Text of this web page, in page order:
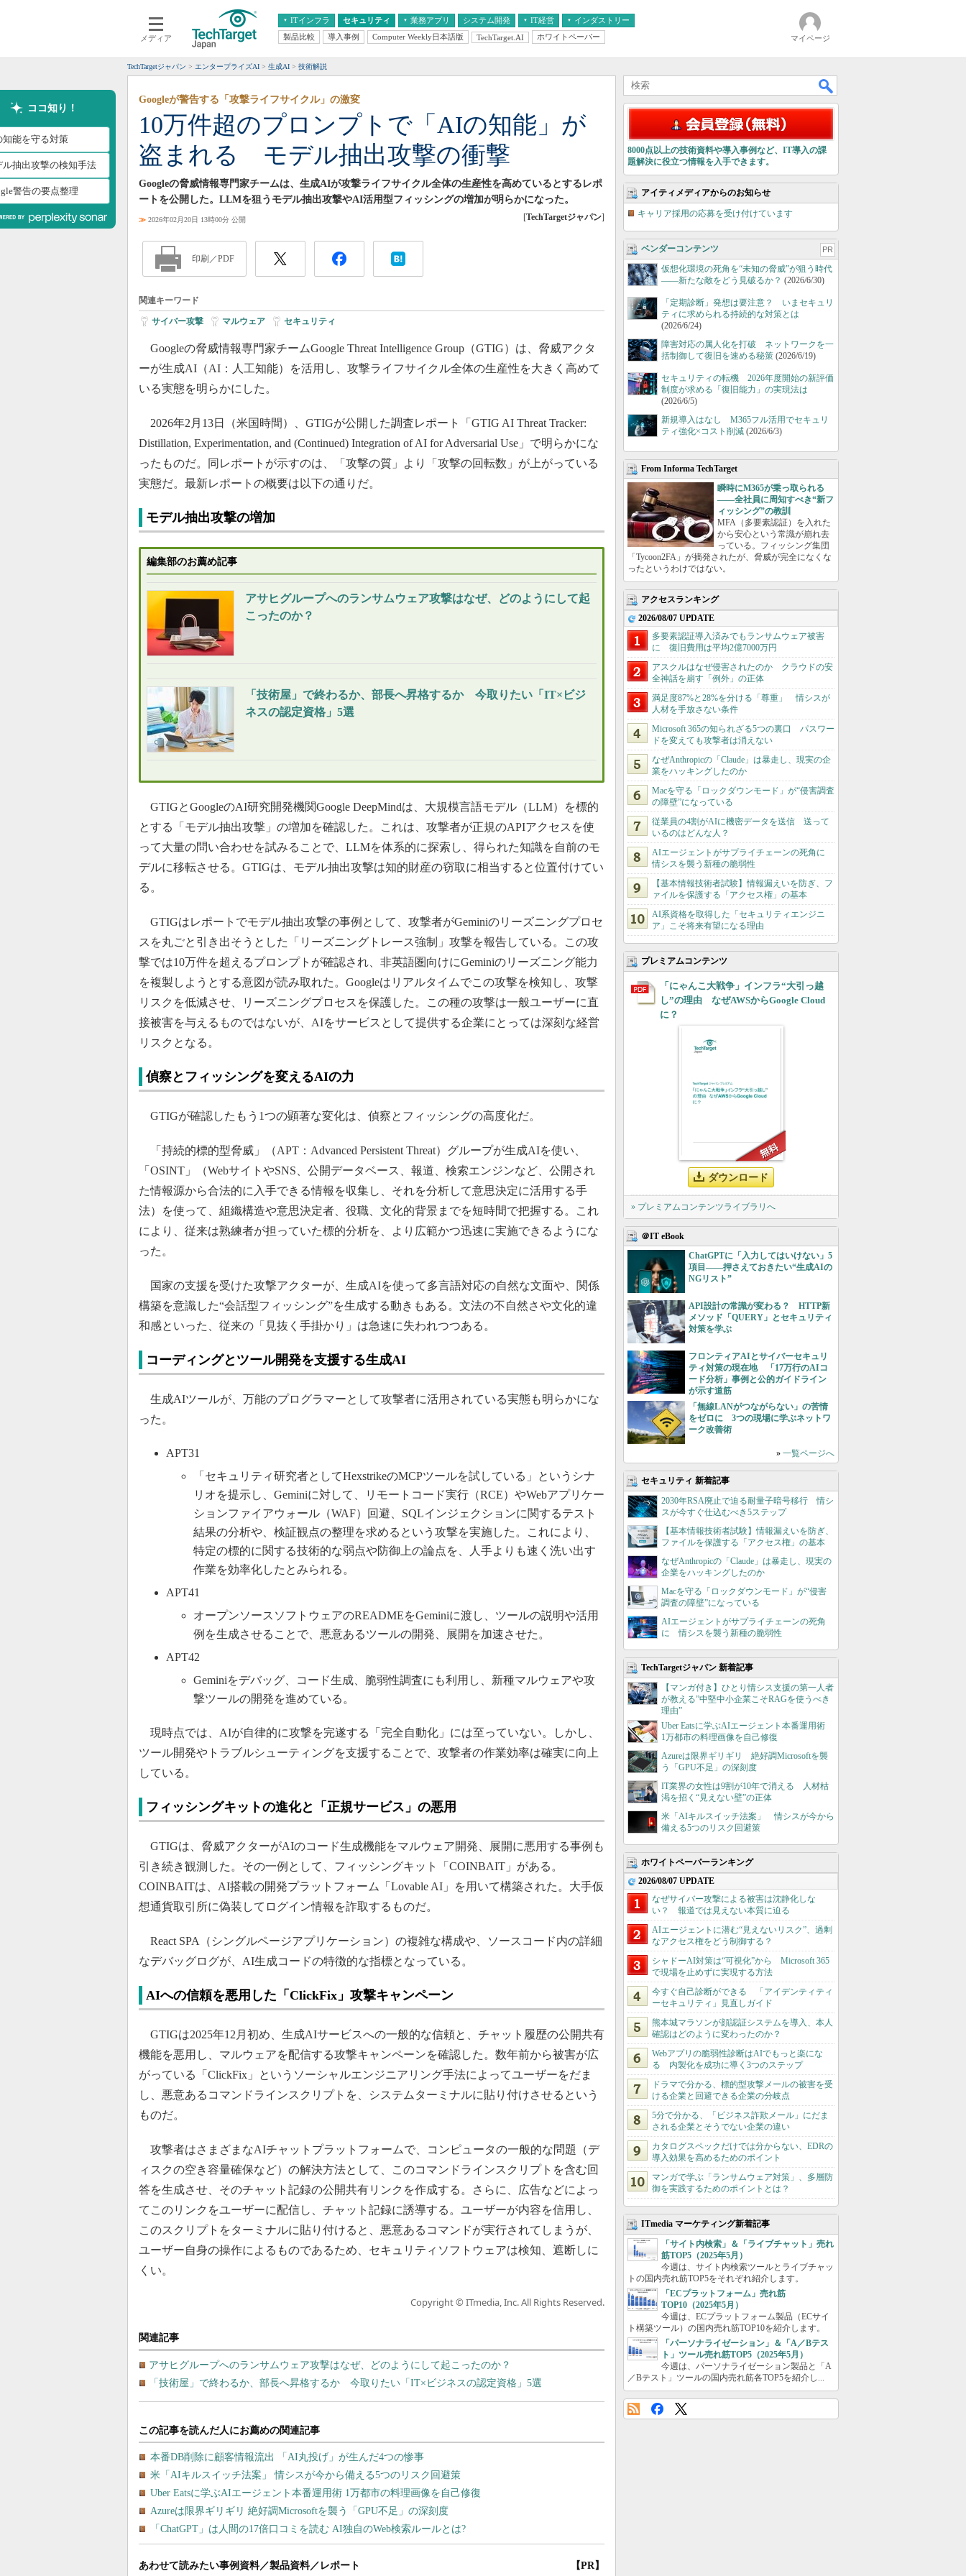
メディア
ITインフラ
クラウド
スマートモバイル
ネットワーク
システム運用管理
セキュリティ 業務アプリ
エンタープライズAI
ERP
CX
情報系システム
システム開発 IT経営
経営とIT
インダストリー
医療IT
製品比較 導入事例 Computer Weekly日本語版 TechTarget.AI ホワイトペーパー マイページ
TechTargetジャパン エンタープライズAI 生成AI 技術解説
ココ知り！
知能を守る対策
ル抽出攻撃の検知手法
警告の要点整理
10万件超のプロンプトで「AIの知能」が
盗まれる モデル抽出攻撃の衝撃
Googleが警告する「攻撃ライフサイクル」の激変
Googleの脅威情報専門家チームは、生成AIが攻撃ライフサイクル全体の生産性を高めているとするレポ
ートを公開した。LLMを狙うモデル抽出攻撃やAI活用型フィッシングの増加が明らかになった。
≫ 2026年02月20日 13時00分 公開 [TechTargetジャパン]
印刷／PDF
関連キーワード
サイバー攻撃 マルウェア セキュリティ
Googleの脅威情報専門家チームGoogle Threat Intelligence Group（GTIG）は、脅威アクタ
ーが生成AI（AI：人工知能）を活用し、攻撃ライフサイクル全体の生産性を大きく高めて
いる実態を明らかにした。
2026年2月13日（米国時間）、GTIGが公開した調査レポート「GTIG AI Threat Tracker:
Distillation, Experimentation, and (Continued) Integration of AI for Adversarial Use」で明らかにな
ったものだ。同レポートが示すのは、「攻撃の質」より「攻撃の回転数」が上がっている
実態だ。最新レポートの概要は以下の通りだ。
モデル抽出攻撃の増加
編集部のお薦め記事
アサヒグループへのランサムウェア攻撃はなぜ、どのようにして起
こったのか？
「技術屋」で終わるか、部長へ昇格するか 今取りたい「IT×ビジ
ネスの認定資格」5選
GTIGとGoogleのAI研究開発機関Google DeepMindは、大規模言語モデル（LLM）を標的
とする「モデル抽出攻撃」の増加を確認した。これは、攻撃者が正規のAPIアクセスを使
って大量の問い合わせを試みることで、LLMを体系的に探索し、得られた知識を自前のモ
デルに移転させる。GTIGは、モデル抽出攻撃は知的財産の窃取に相当すると位置付けてい
る。
GTIGはレポートでモデル抽出攻撃の事例として、攻撃者がGeminiのリーズニングプロセ
スを丸ごと引き出そうとした「リーズニングトレース強制」攻撃を報告している。この攻
撃では10万件を超えるプロンプトが確認され、非英語圏向けにGeminiのリーズニング能力
を複製しようとする意図が読み取れた。Googleはリアルタイムでこの攻撃を検知し、攻撃
リスクを低減させ、リーズニングプロセスを保護した。この種の攻撃は一般ユーザーに直
接被害を与えるものではないが、AIをサービスとして提供する企業にとっては深刻な経営
リスクとなる。
偵察とフィッシングを変えるAIの力
GTIGが確認したもう1つの顕著な変化は、偵察とフィッシングの高度化だ。
「持続的標的型脅威」（APT：Advanced Persistent Threat）グループが生成AIを使い、
「OSINT」（WebサイトやSNS、公開データベース、報道、検索エンジンなど、公開され
た情報源から合法的に入手できる情報を収集し、それを分析して意思決定に活用する手
法）を使って、組織構造や意思決定者、役職、文化的背景までを短時間で把握する。これ
により、従来は熟練者が担っていた標的分析を、より広範かつ迅速に実施できるようにな
った。
国家の支援を受けた攻撃アクターが、生成AIを使って多言語対応の自然な文面や、関係
構築を意識した“会話型フィッシング”を生成する動きもある。文法の不自然さや文化的違
和感といった、従来の「見抜く手掛かり」は急速に失われつつある。
コーディングとツール開発を支援する生成AI
生成AIツールが、万能のプログラマーとして攻撃者に活用されている実態も明らかにな
った。
APT31
「セキュリティ研究者としてHexstrikeのMCPツールを試している」というシナ
リオを提示し、Geminiに対して、リモートコード実行（RCE）やWebアプリケー
ションファイアウォール（WAF）回避、SQLインジェクションに関するテスト
結果の分析や、検証観点の整理を求めるという攻撃を実施した。これにより、
特定の標的に関する技術的な弱点や防御上の論点を、人手よりも速く洗い出す
作業を効率化したとみられる。
APT41
オープンソースソフトウェアのREADMEをGeminiに渡し、ツールの説明や活用
例を生成させることで、悪意あるツールの開発、展開を加速させた。
APT42
Geminiをデバッグ、コード生成、脆弱性調査にも利用し、新種マルウェアや攻
撃ツールの開発を進めている。
現時点では、AIが自律的に攻撃を完遂する「完全自動化」には至っていない。しかし、
ツール開発やトラブルシューティングを支援することで、攻撃者の作業効率は確実に向上
している。
フィッシングキットの進化と「正規サービス」の悪用
GTIGは、脅威アクターがAIのコード生成機能をマルウェア開発、展開に悪用する事例も
引き続き観測した。その一例として、フィッシングキット「COINBAIT」がある。
COINBAITは、AI搭載の開発プラットフォーム「Lovable AI」を用いて構築された。大手仮
想通貨取引所に偽装してログイン情報を詐取するものだ。
React SPA（シングルページアプリケーション）の複雑な構成や、ソースコード内の詳細
なデバッグログが、AI生成コードの特徴的な指標となっている。
AIへの信頼を悪用した「ClickFix」攻撃キャンペーン
GTIGは2025年12月初め、生成AIサービスへの一般的な信頼と、チャット履歴の公開共有
機能を悪用し、マルウェアを配信する攻撃キャンペーンを確認した。数年前から被害が広
がっている「ClickFix」というソーシャルエンジニアリング手法によってユーザーをだま
し、悪意あるコマンドラインスクリプトを、システムターミナルに貼り付けさせるという
ものだ。
攻撃者はさまざまなAIチャットプラットフォームで、コンピュータの一般的な問題（デ
ィスクの空き容量確保など）の解決方法として、このコマンドラインスクリプトを含む回
答を生成させ、そのチャット記録の公開共有リンクを作成する。さらに、広告などによっ
てこのリンクをユーザーに配信し、チャット記録に誘導する。ユーザーが内容を信用し、
このスクリプトをターミナルに貼り付けると、悪意あるコマンドが実行されてしまうが、
ユーザー自身の操作によるものであるため、セキュリティソフトウェアは検知、遮断しに
くい。
Copyright © ITmedia, Inc. All Rights Reserved.
関連記事
アサヒグループへのランサムウェア攻撃はなぜ、どのようにして起こったのか？
「技術屋」で終わるか、部長へ昇格するか 今取りたい「IT×ビジネスの認定資格」5選
あわせて読みたい事例資料／製品資料／レポート 【PR】
8000点以上の技術資料や導入事例など、IT導入の課
題解決に役立つ情報を入手できます。
アイティメディアからのお知らせ
キャリア採用の応募を受け付けています
ベンダーコンテンツ PR
仮想化環境の死角を“未知の脅威”が狙う時代
――新たな敵をどう見破るか？ (2026/6/30)
「定期診断」発想は要注意？ いまセキュリ
ティに求められる持続的な対策とは
(2026/6/24)
障害対応の属人化を打破 ネットワークを一
括制御して復旧を速める秘策 (2026/6/19)
セキュリティの転機 2026年度開始の新評価
制度が求める「復旧能力」の実現法は
(2026/6/5)
新規導入はなし M365フル活用でセキュリ
ティ強化×コスト削減 (2026/6/3)
From Informa TechTarget
瞬時にM365が乗っ取られる
――全社員に周知すべき“新フ
ィッシング”の教訓
MFA（多要素認証）を入れた
から安心という常識が崩れ去
っている。フィッシング集団
「Tycoon2FA」が摘発されたが、脅威が完全になくな
ったというわけではない。
アクセスランキング
2026/08/07 UPDATE
多要素認証導入済みでもランサムウェア被害
に 復旧費用は平均2億7000万円
アスクルはなぜ侵害されたのか クラウドの安
全神話を崩す「例外」の正体
満足度87%と28%を分ける「尊重」 情シスが
人材を手放さない条件
Microsoft 365の知られざる5つの裏口 パスワー
ドを変えても攻撃者は消えない
なぜAnthropicの「Claude」は暴走し、現実の企
業をハッキングしたのか
Macを守る「ロックダウンモード」が“侵害調査
の障壁”になっている
従業員の4割がAIに機密データを送信 送って
いるのはどんな人？
AIエージェントがサプライチェーンの死角に
情シスを襲う新種の脆弱性
【基本情報技術者試験】情報漏えいを防ぎ、フ
ァイルを保護する「アクセス権」の基本
AI系資格を取得した「セキュリティエンジニ
ア」こそ将来有望になる理由
プレミアムコンテンツ
「にゃんこ大戦争」インフラ“大引っ越
し”の理由 なぜAWSからGoogle Cloud
に？
ダウンロード
» プレミアムコンテンツライブラリへ
＠IT eBook
ChatGPTに「入力してはいけない」5
項目――押さえておきたい“生成AIの
NGリスト”
API設計の常識が変わる？ HTTP新
メソッド「QUERY」とセキュリティ
対策を学ぶ
フロンティアAIとサイバーセキュリ
ティ対策の現在地 「17万行のAIコ
ード分析」事例と公的ガイドライン
が示す道筋
「無線LANがつながらない」の苦情
をゼロに 3つの現場に学ぶネットワ
ーク改善術
» 一覧ページへ
セキュリティ 新着記事
2030年RSA廃止で迫る耐量子暗号移行 情シ
スが今すぐ仕込むべき5ステップ
【基本情報技術者試験】情報漏えいを防ぎ、
ファイルを保護する「アクセス権」の基本
なぜAnthropicの「Claude」は暴走し、現実の
企業をハッキングしたのか
Macを守る「ロックダウンモード」が“侵害
調査の障壁”になっている
AIエージェントがサプライチェーンの死角
に 情シスを襲う新種の脆弱性
TechTargetジャパン 新着記事
【マンガ付き】ひとり情シス支援の第一人者
が教える”中堅中小企業こそRAGを使うべき
理由”
Uber Eatsに学ぶAIエージェント本番運用術
1万都市の料理画像を自己修復
Azureは限界ギリギリ 絶好調Microsoftを襲
う「GPU不足」の深刻度
IT業界の女性は9割が10年で消える 人材枯
渇を招く“見えない壁”の正体
米「AIキルスイッチ法案」 情シスが今から
備える5つのリスク回避策
ホワイトペーパーランキング
2026/08/07 UPDATE
なぜサイバー攻撃による被害は沈静化しな
い？ 報道では見えない本質に迫る
AIエージェントに潜む“見えないリスク”、過剰
なアクセス権をどう制御する？
シャドーAI対策は“可視化”から Microsoft 365
で現場を止めずに実現する方法
今すぐ自己診断ができる 「アイデンティティ
ーセキュリティ」見直しガイド
熊本城マラソンが顔認証システムを導入、本人
確認はどのように変わったのか？
Webアプリの脆弱性診断はAIでもっと楽にな
る 内製化を成功に導く3つのステップ
ドラマで分かる、標的型攻撃メールの被害を受
ける企業と回避できる企業の分岐点
5分で分かる、「ビジネス詐欺メール」にだま
される企業とそうでない企業の違い
カタログスペックだけでは分からない、EDRの
導入効果を高めるためのポイント
マンガで学ぶ「ランサムウェア対策」、多層防
御を実践するためのポイントとは？
ITmedia マーケティング新着記事
「サイト内検索」＆「ライブチャット」売れ
筋TOP5（2025年5月）
今週は、サイト内検索ツールとライブチャッ
トの国内売れ筋TOP5をそれぞれ紹介します。
「ECプラットフォーム」売れ筋
TOP10（2025年5月）
今週は、ECプラットフォーム製品（ECサイ
ト構築ツール）の国内売れ筋TOP10を紹介します。
「パーソナライゼーション」＆「A／Bテス
ト」ツール売れ筋TOP5（2025年5月）
今週は、パーソナライゼーション製品と「A
／Bテスト」ツールの国内売れ筋各TOP5を紹介し...